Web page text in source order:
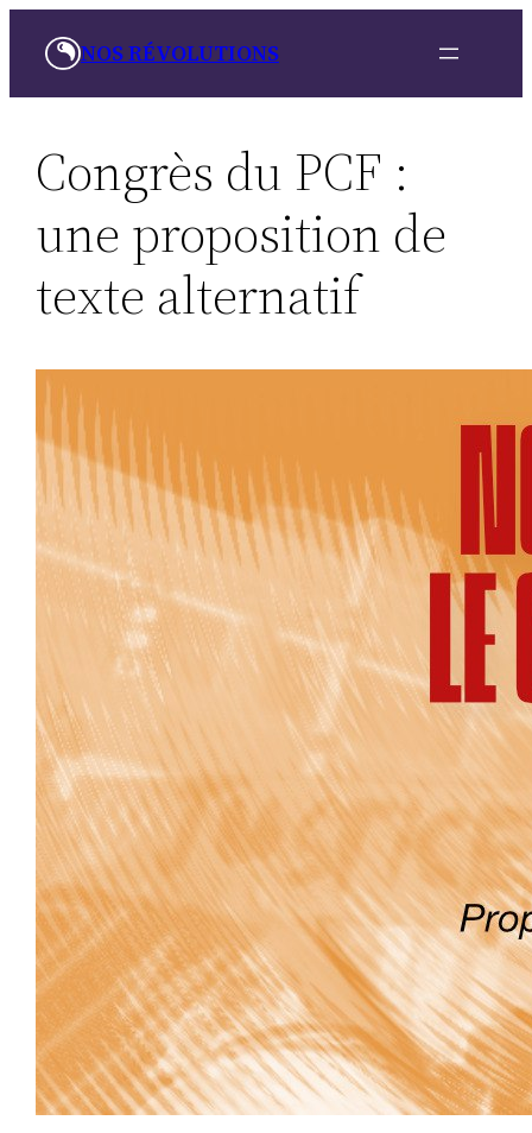
NOS RÉVOLUTIONS
Congrès du PCF :
une proposition de
texte alternatif